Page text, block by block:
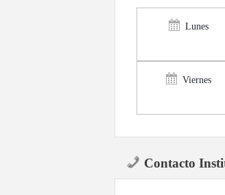
Lunes
Viernes
Contacto